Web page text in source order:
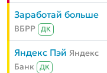
Заработай больше
ВБРР ДК
Яндекс Пэй Яндекс
Банк
ДК